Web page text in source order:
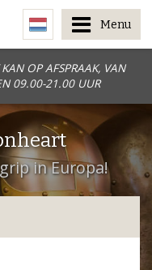
OP AFSPRAAK, VAN
09.00-21.00 UUR
Menu
in Europa!